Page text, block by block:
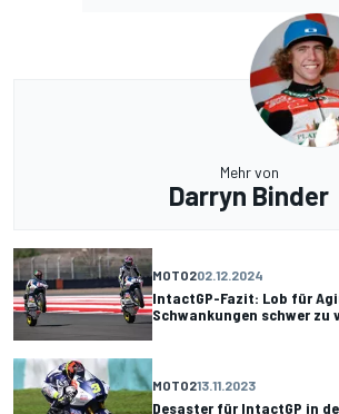
Mehr von
Darryn Binder
MOTO202.12.2024
IntactGP-Fazit: Lob für
Schwankungen schwer zu
MOTO213.11.2023
Desaster für IntactGP in